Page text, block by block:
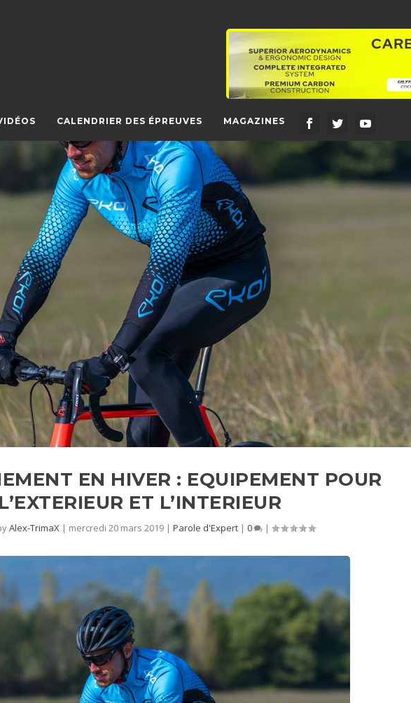
CALENDRIER DES ÉPREUVES MAGAZINES
EN HIVER : EQUIPEMENT POUR
L’EXTERIEUR ET L’INTERIEUR
Alex-TrimaX | mercredi 20 mars 2019 |Parole d'Expert |0 |